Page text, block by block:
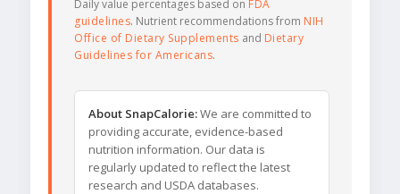
Daily value percentages based on FDA
guidelines. Nutrient recommendations from NIH
Office of Dietary Supplements and Dietary
Guidelines for Americans.
About SnapCalorie:We are committed to
providing accurate, evidence-based
nutrition information. Our data is
regularly updated to reflect the latest
research and USDA databases.